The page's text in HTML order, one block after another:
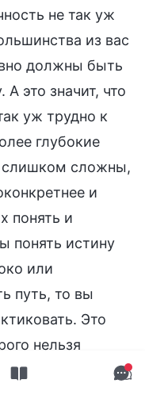
не так уж
из вас
должны быть
А это значит, что
уж трудно к
глубокие
слишком сложны,
и
понять и
понять истину
или
путь, то вы
Это
нельзя
ее, и все